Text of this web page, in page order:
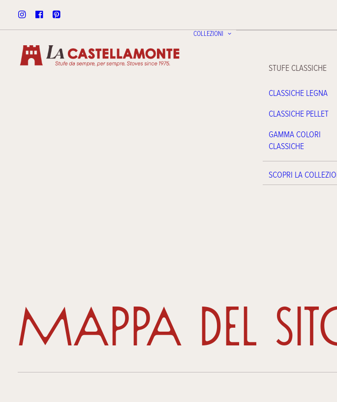
COLLEZIONI
STUFE CLASSICHE
CLASSICHE LEGNA
CLASSICHE PELLET
GAMMA COLORI
CLASSICHE
SCOPRI LA
Mappa del